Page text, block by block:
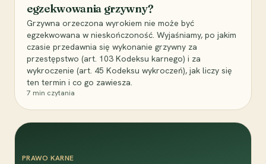
egzekwowania grzywny?
Grzywna orzeczona wyrokiem nie może być
egzekwowana w nieskończoność. Wyjaśniamy, po jakim
czasie przedawnia się wykonanie grzywny za
przestępstwo (art. 103 Kodeksu karnego) i za
wykroczenie (art. 45 Kodeksu wykroczeń), jak liczy się
ten termin i co go zawiesza.
7 min czytania
PRAWO KARNE